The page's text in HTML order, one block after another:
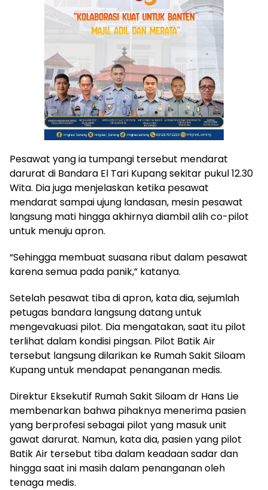
Pesawat yang ia tumpangi tersebut mendarat
darurat di Bandara El Tari Kupang sekitar pukul 12.30
Wita. Dia juga menjelaskan ketika pesawat
mendarat sampai ujung landasan, mesin pesawat
langsung mati hingga akhirnya diambil alih co-pilot
untuk menuju apron.
“Sehingga membuat suasana ribut dalam pesawat
karena semua pada panik,” katanya.
Setelah pesawat tiba di apron, kata dia, sejumlah
petugas bandara langsung datang untuk
mengevakuasi pilot. Dia mengatakan, saat itu pilot
terlihat dalam kondisi pingsan. Pilot Batik Air
tersebut langsung dilarikan ke Rumah Sakit Siloam
Kupang untuk mendapat penanganan medis.
Direktur Eksekutif Rumah Sakit Siloam dr Hans Lie
membenarkan bahwa pihaknya menerima pasien
yang berprofesi sebagai pilot yang masuk unit
gawat darurat. Namun, kata dia, pasien yang pilot
Batik Air tersebut tiba dalam keadaan sadar dan
hingga saat ini masih dalam penanganan oleh
tenaga medis.